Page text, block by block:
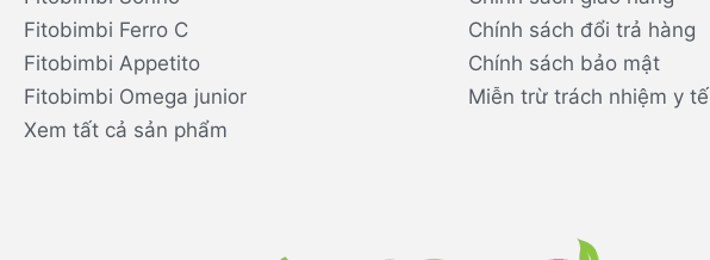
Fitobimbi Ferro C
Fitobimbi Appetito
Fitobimbi Omega junior
Xem tất cả sản phẩm
Chính sách đổi trả hàng
Chính sách bảo mật
Miễn trừ trách nhiệm y tế